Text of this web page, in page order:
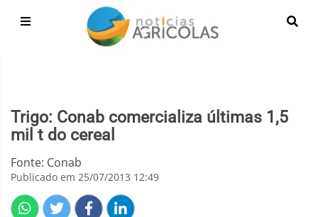
Trigo: Conab comercializa últimas 1,5
mil t do cereal
Fonte: Conab
Publicado em 25/07/2013 12:49